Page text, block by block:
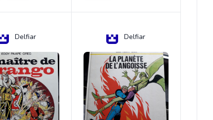
Delfiar Delfiar